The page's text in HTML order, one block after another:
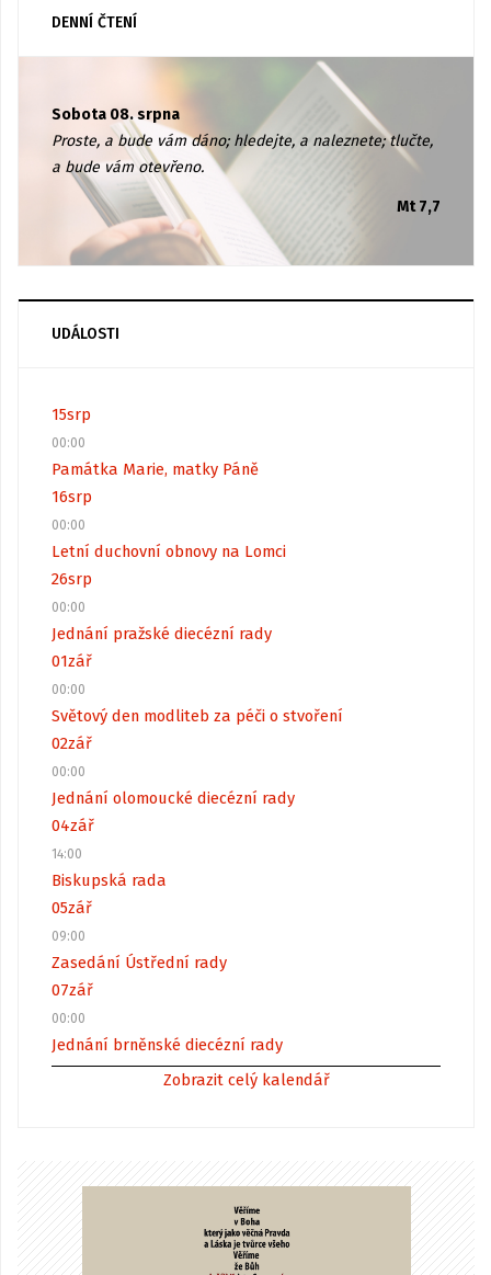
DENNÍ ČTENÍ
Sobota 08. srpna
Proste, a bude vám dáno; hledejte, a naleznete; tlučte,
a bude vám otevřeno.
Mt 7,7
UDÁLOSTI
15srp
00:00
Památka Marie, matky Páně
16srp
00:00
Letní duchovní obnovy na Lomci
26srp
00:00
Jednání pražské diecézní rady
01zář
00:00
Světový den modliteb za péči o stvoření
02zář
00:00
Jednání olomoucké diecézní rady
04zář
14:00
Biskupská rada
05zář
09:00
Zasedání Ústřední rady
07zář
00:00
Jednání brněnské diecézní rady
Zobrazit celý kalendář